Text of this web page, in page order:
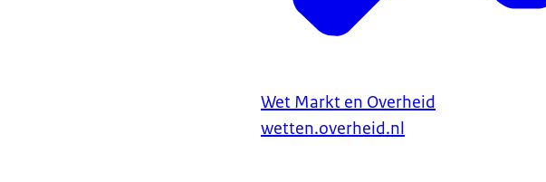
Wet Markt en Overheid
wetten.overheid.nl